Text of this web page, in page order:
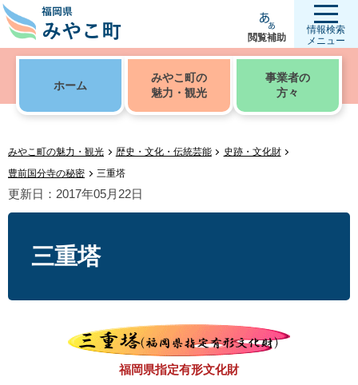
閲覧補助
情報検索
メニュー
ホーム
みやこ町の
魅力・観光
事業者の
方々
みやこ町の魅力・観光 歴史・文化・伝統芸能
史跡・文化財
豊前国分寺の秘密
三重塔
更新日：2017年05月22日
三重塔
福岡県指定有形文化財